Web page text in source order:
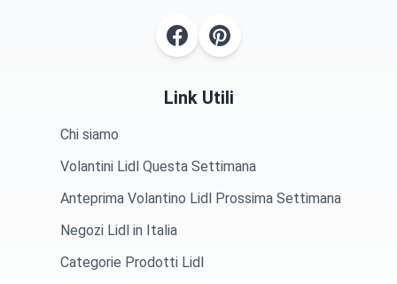
Link Utili
Chi siamo
Volantini Lidl Questa Settimana
Anteprima Volantino Lidl Prossima Settimana
Negozi Lidl in Italia
Categorie Prodotti Lidl